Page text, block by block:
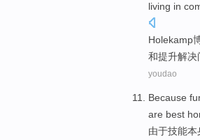
living in
Holekamp
和提升解决
youdao
Because
are best
由于技能本